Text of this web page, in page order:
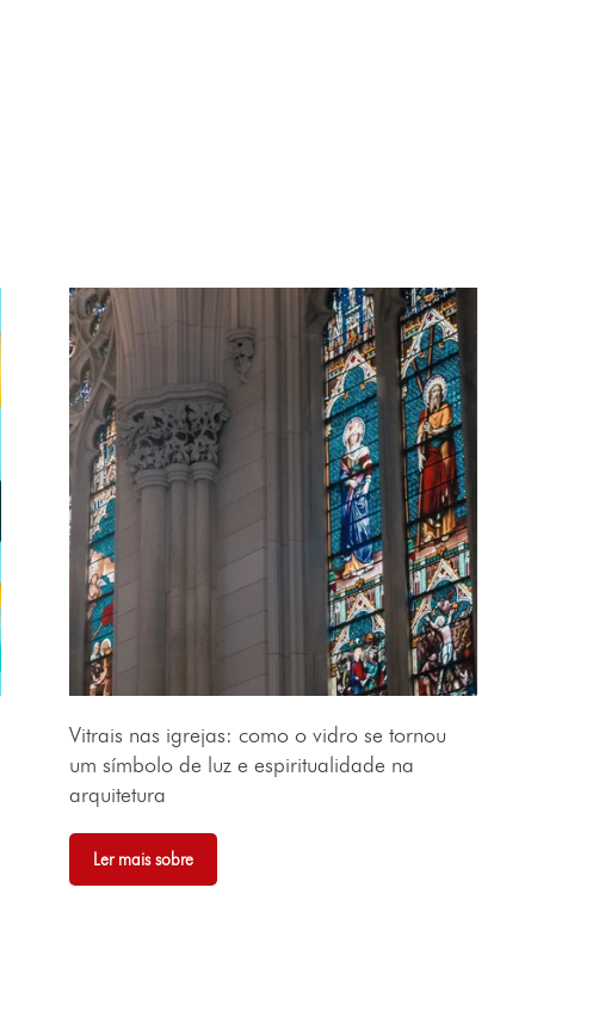
Vitrais nas igrejas: como o vidro se tornou
um símbolo de luz e espiritualidade na
arquitetura
Ler mais sobre